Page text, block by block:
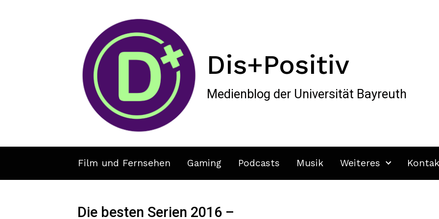
Dis+Positiv
Medienblog der Universität Bayreuth
Film und Fernsehen Gaming Podcasts Musik Weiteres
Die besten Serien 2016 –